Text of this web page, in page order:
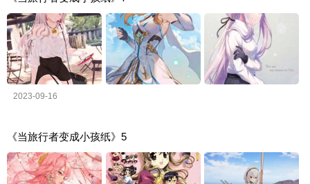
2023-09-16
《当旅行者变成小孩纸》5